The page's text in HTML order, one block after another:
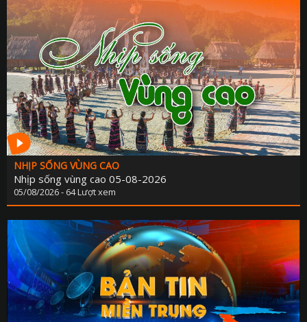
NHỊP SỐNG VÙNG CAO
Nhịp sống vùng cao 05-08-2026
05/08/2026 - 64 Lượt xem